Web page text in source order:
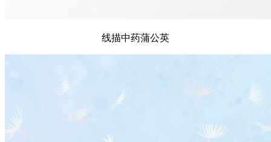
线描中药蒲公英